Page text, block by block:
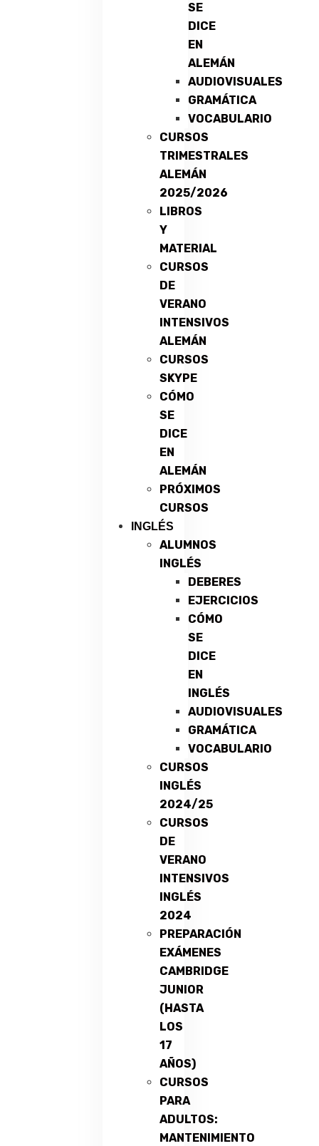
SE
DICE
EN
ALEMÁN
AUDIOVISUALES
GRAMÁTICA
VOCABULARIO
CURSOS
TRIMESTRALES
ALEMÁN
2025/2026
LIBROS
Y
MATERIAL
CURSOS
DE
VERANO
INTENSIVOS
ALEMÁN
CURSOS
SKYPE
CÓMO
SE
DICE
EN
ALEMÁN
PRÓXIMOS
CURSOS
INGLÉS
ALUMNOS
INGLÉS
DEBERES
EJERCICIOS
CÓMO
SE
DICE
EN
INGLÉS
AUDIOVISUALES
GRAMÁTICA
VOCABULARIO
CURSOS
INGLÉS
2024/25
CURSOS
DE
VERANO
INTENSIVOS
INGLÉS
2024
PREPARACIÓN
EXÁMENES
CAMBRIDGE
JUNIOR
(HASTA
LOS
17
AÑOS)
CURSOS
PARA
ADULTOS:
MANTENIMIENTO